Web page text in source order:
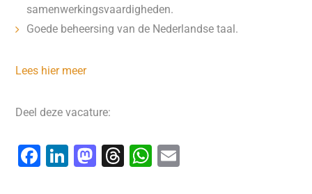
samenwerkingsvaardigheden.
Goede beheersing van de Nederlandse taal.
Lees hier meer
Deel deze vacature:
F
Li M T
W